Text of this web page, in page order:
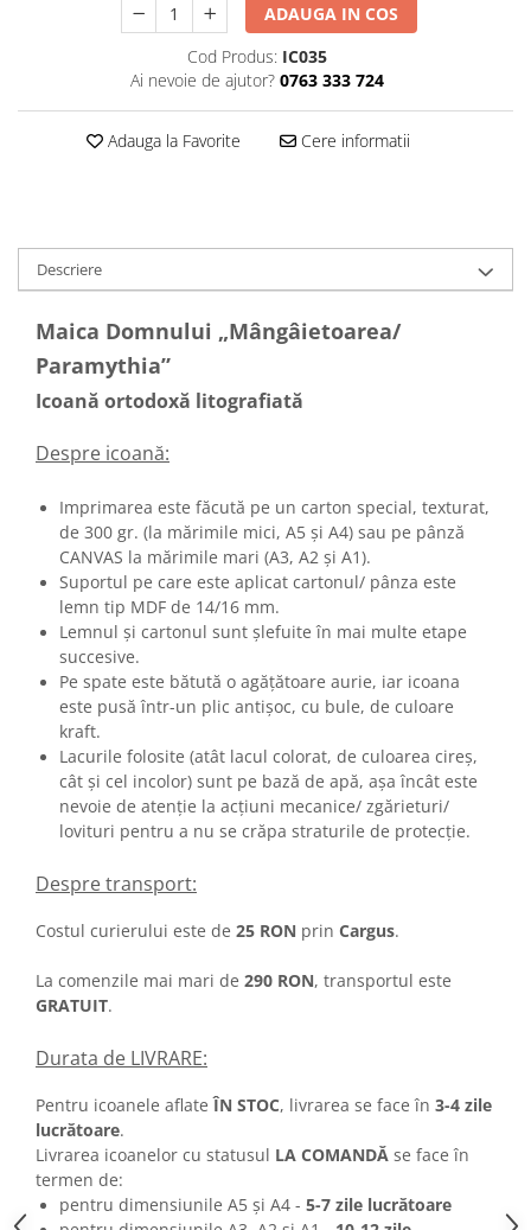
ADAUGA IN COS
Cod Produs: IC035
Ai nevoie de ajutor? 0763 333 724
Adauga la Favorite Cere informatii
Descriere
Maica Domnului „Mângâietoarea/
Paramythia”
Icoană ortodoxă litografiată
Despre icoană:
Imprimarea este făcută pe un carton special, texturat,
de 300 gr. (la mărimile mici, A5 și A4) sau pe pânză
CANVAS la mărimile mari (A3, A2 și A1).
Suportul pe care este aplicat cartonul/ pânza este
lemn tip MDF de 14/16 mm.
Lemnul și cartonul sunt șlefuite în mai multe etape
succesive.
Pe spate este bătută o agățătoare aurie, iar icoana
este pusă într-un plic antișoc, cu bule, de culoare
kraft.
Lacurile folosite (atât lacul colorat, de culoarea cireș,
cât și cel incolor) sunt pe bază de apă, așa încât este
nevoie de atenție la acțiuni mecanice/ zgărieturi/
lovituri pentru a nu se crăpa straturile de protecție.
Despre transport:
Costul curierului este de 25 RON prin Cargus.
La comenzile mai mari de 290 RON, transportul este
GRATUIT.
Durata de LIVRARE:
Pentru icoanele aflateÎN STOC, livrarea se face în 3-4 zile
lucrătoare.
Livrarea icoanelor cu statusul LA COMANDĂ se face în
termen de:
pentru dimensiunile A5 și A4 - 5-7 zile lucrătoare